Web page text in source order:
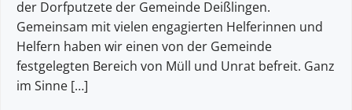
der Dorfputzete der Gemeinde Deißlingen.
Gemeinsam mit vielen engagierten Helferinnen und
Helfern haben wir einen von der Gemeinde
festgelegten Bereich von Müll und Unrat befreit. Ganz
im Sinne […]